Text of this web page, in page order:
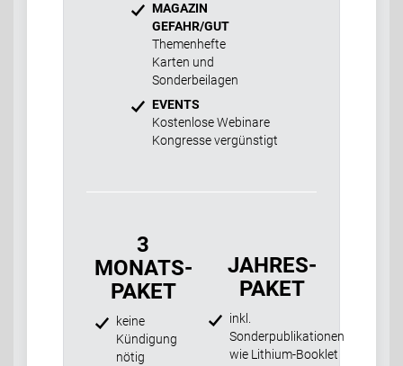
MAGAZIN
GEFAHR/GUT
Themenhefte
Karten und
Sonderbeilagen
EVENTS
Kostenlose Webinare
Kongresse vergünstigt
3
MONATS-
PAKET
keine
Kündigung
nötig
JAHRES-
PAKET
inkl.
Sonderpublikationen
wie Lithium-Booklet